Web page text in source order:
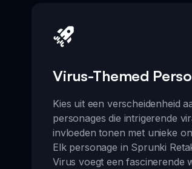
Virus-Themed
Kies uit een verscheidenheid
personages die intrigerende
invloeden tonen met unieke
Elk personage in Sprunki
Virus voegt een fascinerende